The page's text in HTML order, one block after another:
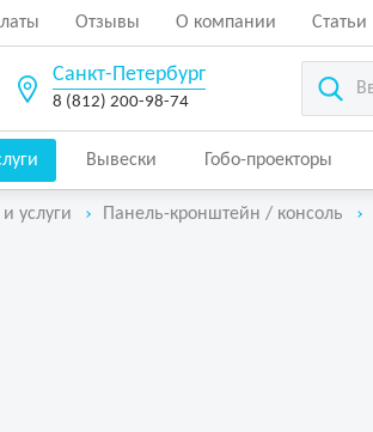
Отзывы О компании Статьи
Санкт-Петербург
8 (812) 200-98-74
Вывески Гобо-проекторы
услуги Панель-кронштейн / консоль